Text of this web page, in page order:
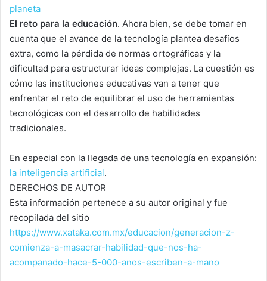
El reto para la educación. Ahora bien, se debe tomar en
cuenta que el avance de la tecnología plantea desafíos
extra, como la pérdida de normas ortográficas y la
dificultad para estructurar ideas complejas. La cuestión es
cómo las instituciones educativas van a tener que
enfrentar el reto de equilibrar el uso de herramientas
tecnológicas con el desarrollo de habilidades
tradicionales.
En especial con la llegada de una tecnología en expansión:
la inteligencia artificial.
DERECHOS DE AUTOR
Esta información pertenece a su autor original y fue
recopilada del sitio
https://www.xataka.com.mx/educacion/generacion-z-
comienza-a-masacrar-habilidad-que-nos-ha-
acompanado-hace-5-000-anos-escriben-a-mano